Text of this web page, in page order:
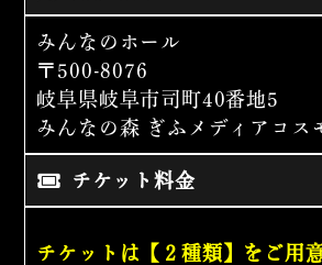
みんなのホール
〒500-8076
岐阜県岐阜市司町40番地5
みんなの森 ぎふメディアコス
チケット料金
チケットは【２種類】をご用